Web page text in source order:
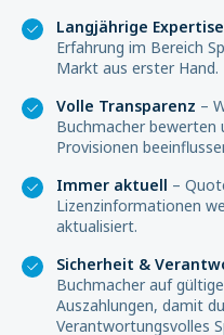
Langjährige Expertise
Erfahrung im Bereich
Markt aus erster Hand.
Volle Transparenz –
Buchmacher bewerten
Provisionen
Immer aktuell –
Lizenzinformationen
aktualisiert.
Sicherheit &
Buchmacher auf
Auszahlungen, damit
Verantwortungsvolles